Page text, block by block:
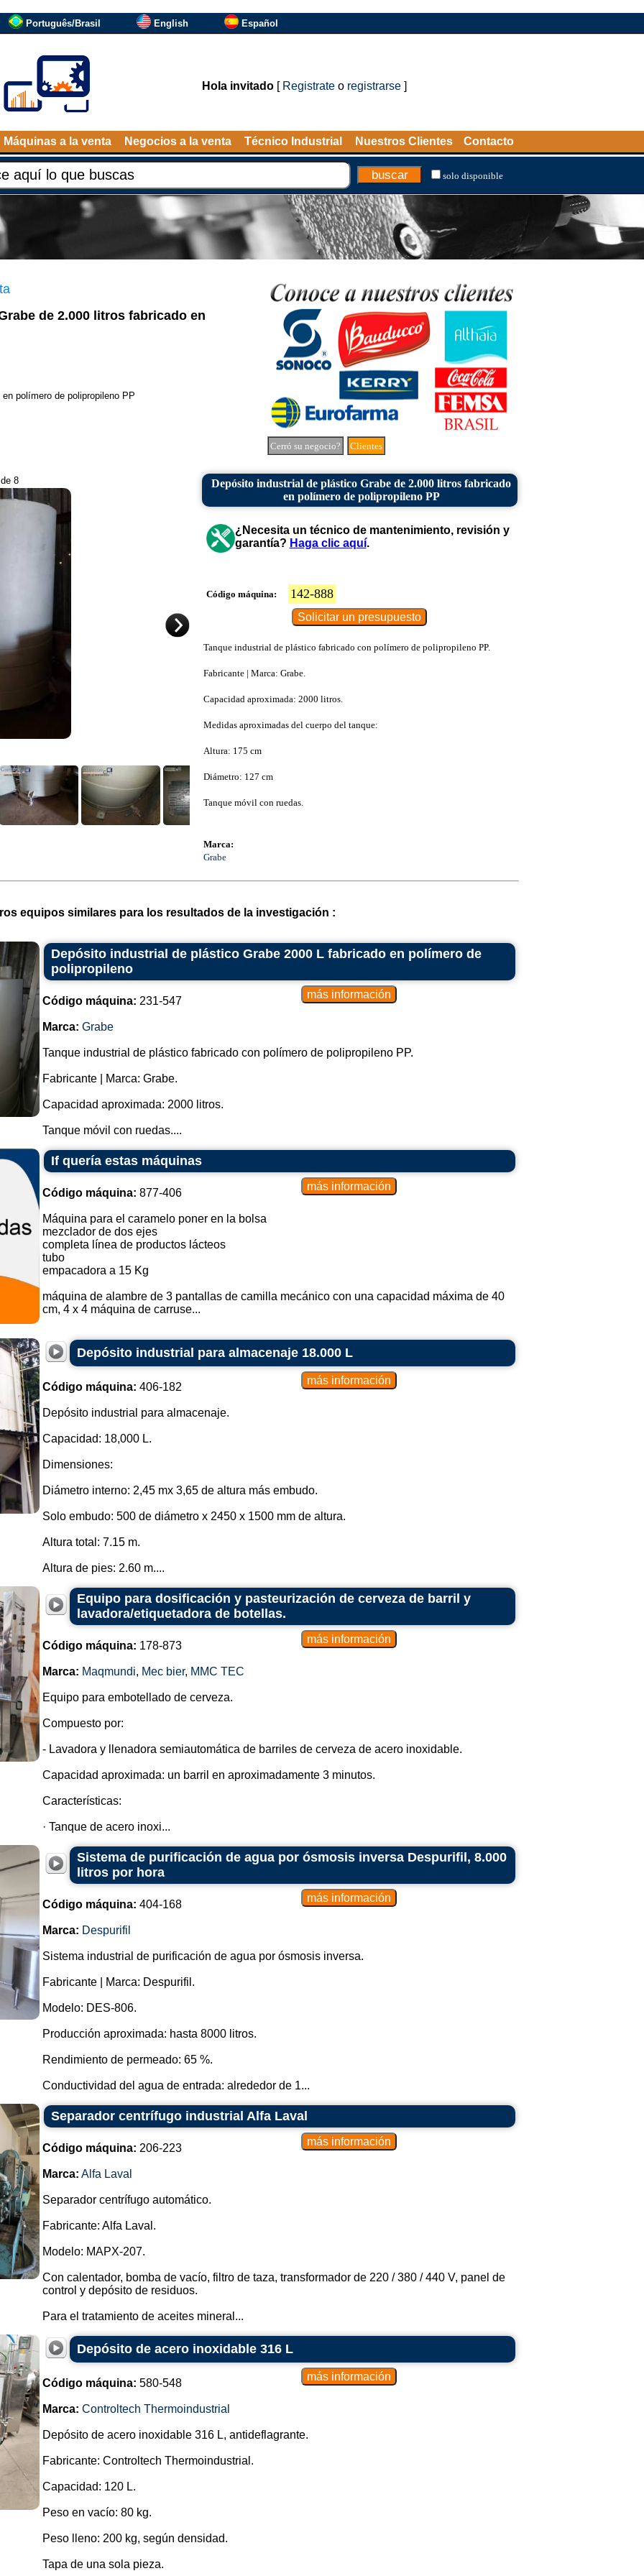
Português/Brasil English Español
Hola invitado[ Registrateo registrarse]
Máquinas a la venta Negocios a la venta Técnico Industrial Nuestros Clientes Contacto
solo disponible
de 2.000 litros fabricado en
polímero de polipropileno PP
Cerró su negocio? Clientes
8
Depósito industrial de plástico Grabe de 2.000 litros fabricado
en polímero de polipropileno PP
¿Necesita un técnico de mantenimiento, revisión y
garantía? Haga clic aquí.
Código máquina: 142-888
Tanque industrial de plástico fabricado con polímero de polipropileno PP.
Fabricante | Marca: Grabe.
Capacidad aproximada: 2000 litros.
Medidas aproximadas del cuerpo del tanque:
Altura: 175 cm
Diámetro: 127 cm
Tanque móvil con ruedas.
Marca:
Grabe
equipos similares para los resultados de la investigación :
Depósito industrial de plástico Grabe 2000 L fabricado en polímero de
polipropileno
Código máquina: 231-547
Marca: Grabe
Tanque industrial de plástico fabricado con polímero de polipropileno PP.
Fabricante | Marca: Grabe.
Capacidad aproximada: 2000 litros.
Tanque móvil con ruedas....
If quería estas máquinas
Código máquina: 877-406
Máquina para el caramelo poner en la bolsa
mezclador de dos ejes
completa línea de productos lácteos
tubo
empacadora a 15 Kg
máquina de alambre de 3 pantallas de camilla mecánico con una capacidad máxima de 40
cm, 4 x 4 máquina de carruse...
Depósito industrial para almacenaje 18.000 L
Código máquina: 406-182
Depósito industrial para almacenaje.
Capacidad: 18,000 L.
Dimensiones:
Diámetro interno: 2,45 mx 3,65 de altura más embudo.
Solo embudo: 500 de diámetro x 2450 x 1500 mm de altura.
Altura total: 7.15 m.
Altura de pies: 2.60 m....
Equipo para dosificación y pasteurización de cerveza de barril y
lavadora/etiquetadora de botellas.
Código máquina: 178-873
Marca: Maqmundi, Mec bier, MMC TEC
Equipo para embotellado de cerveza.
Compuesto por:
- Lavadora y llenadora semiautomática de barriles de cerveza de acero inoxidable.
Capacidad aproximada: un barril en aproximadamente 3 minutos.
Características:
· Tanque de acero inoxi...
Sistema de purificación de agua por ósmosis inversa Despurifil, 8.000
litros por hora
Código máquina: 404-168
Marca: Despurifil
Sistema industrial de purificación de agua por ósmosis inversa.
Fabricante | Marca: Despurifil.
Modelo: DES-806.
Producción aproximada: hasta 8000 litros.
Rendimiento de permeado: 65 %.
Conductividad del agua de entrada: alrededor de 1...
Separador centrífugo industrial Alfa Laval
Código máquina: 206-223
Marca: Alfa Laval
Separador centrífugo automático.
Fabricante: Alfa Laval.
Modelo: MAPX-207.
Con calentador, bomba de vacío, filtro de taza, transformador de 220 / 380 / 440 V, panel de
control y depósito de residuos.
Para el tratamiento de aceites mineral...
Depósito de acero inoxidable 316 L
Código máquina: 580-548
Marca: Controltech Thermoindustrial
Depósito de acero inoxidable 316 L, antideflagrante.
Fabricante: Controltech Thermoindustrial.
Capacidad: 120 L.
Peso en vacío: 80 kg.
Peso lleno: 200 kg, según densidad.
Tapa de una sola pieza.